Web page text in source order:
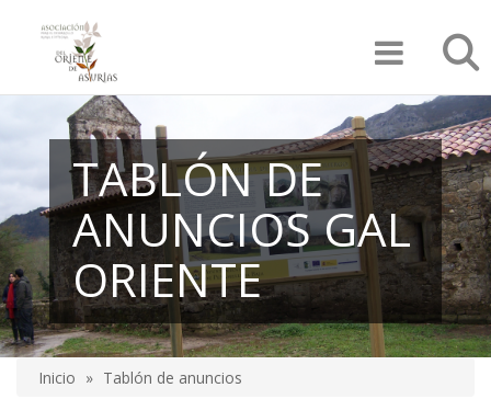
contenido
TABLÓN DE
ANUNCIOS GAL
ORIENTE
Inicio Tablón de anuncios